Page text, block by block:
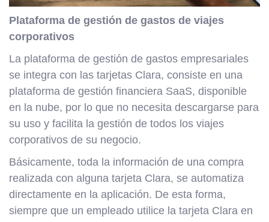
Plataforma de gestión de gastos de viajes
corporativos
La plataforma de gestión de gastos empresariales
se integra con las tarjetas Clara, consiste en una
plataforma de gestión financiera SaaS, disponible
en la nube, por lo que no necesita descargarse para
su uso y facilita la gestión de todos los viajes
corporativos de su negocio.
Básicamente, toda la información de una compra
realizada con alguna tarjeta Clara, se automatiza
directamente en la aplicación. De esta forma,
siempre que un empleado utilice la tarjeta Clara en